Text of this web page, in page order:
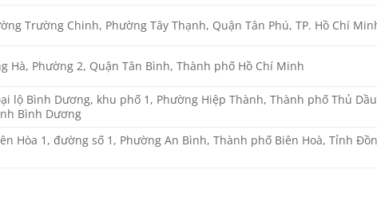
Trường Chinh, Phường Tây Thạnh, Quận Tân Phú, TP. Hồ Chí
Hà, Phường 2, Quận Tân Bình, Thành phố Hồ Chí Minh
lộ Bình Dương, khu phố 1, Phường Hiệp Thành, Thành phố Thủ Dầu
Bình Dương
Hòa 1, đường số 1, Phường An Bình, Thành phố Biên Hoà, Tỉnh